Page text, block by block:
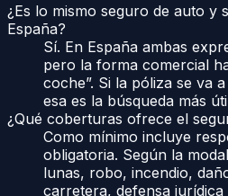
¿Es lo mismo seguro de auto y
España?
Sí. En España ambas
pero la forma comercial
coche”. Si la póliza se va
esa es la búsqueda más
¿Qué coberturas ofrece el
Como mínimo incluye
obligatoria. Según la
lunas, robo, incendio,
carretera, defensa